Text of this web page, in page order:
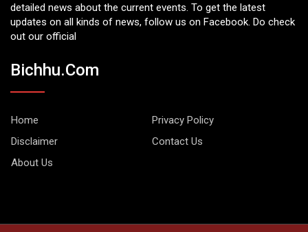
detailed news about the current events. To get the latest
updates on all kinds of news, follow us on Facebook. Do check
out our official
Bichhu.com
Home
Privacy Policy
Disclaimer
Contact Us
About Us